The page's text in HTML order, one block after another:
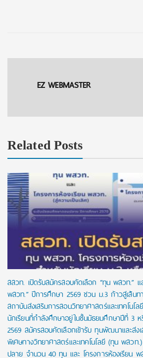
EZ WEBMASTER
Related Posts
สสวท. เปิดรับสมัครสอบคัดเลือก “ทุน พสวท.” แ
พสวท.” ปีการศึกษา 2569 ชวน ม.3 ก้าวสู่เส้นท
สถาบันส่งเสริมการสอนวิทยาศาสตร์และเทคโนโ
นักเรียนที่กำลังศึกษาอยู่ในชั้นมัธยมศึกษาปีที่ 3 ห
2569 สมัครสอบคัดเลือกเข้ารับ ทุนพัฒนาและส่ง
พิเศษทางวิทยาศาสตร์และเทคโนโลยี (ทุน พสว
ปลาย จำนวน 40 ทุน และ โครงการห้องเรียน